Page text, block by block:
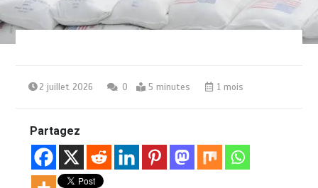
2 juillet 2026 0 5 minutes 1 mois
Partagez